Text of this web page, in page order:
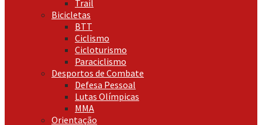
Trail
Bicicletas
BTT
Ciclismo
Cicloturismo
Paraciclismo
Desportos de Combate
Defesa Pessoal
Lutas Olímpicas
MMA
Orientação